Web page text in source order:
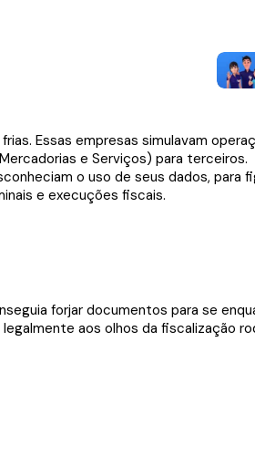
Essas empresas simulavam
e Serviços) para terceiros.
o uso de seus dados, para
e execuções fiscais.
forjar documentos para se
aos olhos da fiscalização